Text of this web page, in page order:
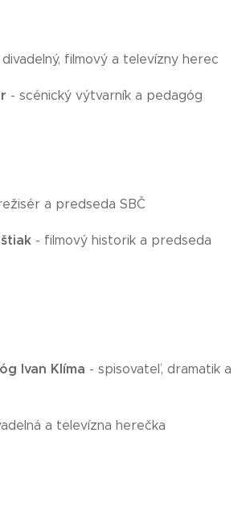
divadelný, filmový a televízny herec
- scénický výtvarník a pedagóg
a predseda SBČ
- filmový historik a predseda
Ivan Klíma - spisovateľ, dramatik a
a televízna herečka